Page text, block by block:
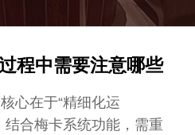
程中需要注意哪些
心在于“精细化运
结合梅卡系统功能，需重